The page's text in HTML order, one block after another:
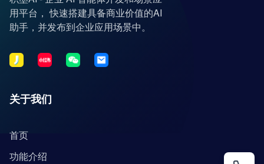
用平台， 快速搭建具备商业价值的AI
助手，并发布到企业应用场景中。
关于我们
首页
功能介绍